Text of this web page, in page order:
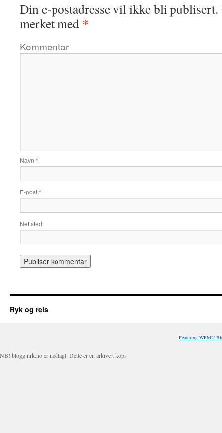
Din e-postadresse vil ikke bli publisert.
merket med *
Kommentar
Navn *
E-post*
Nettsted
Ryk og reis
Featuring WPMU
NB! blogg.nrk.no er nedlagt. Dette er en arkivert kopi